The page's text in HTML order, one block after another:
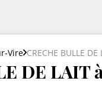
Vire CRECHE BULLE DE
DE